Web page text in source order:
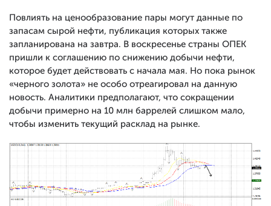
Повлиять на ценообразование пары могут данные по
запасам сырой нефти, публикация которых также
запланирована на завтра. В воскресенье страны ОПЕК
пришли к соглашению по снижению добычи нефти,
которое будет действовать с начала мая. Но пока рынок
«черного золота» не особо отреагировал на данную
новость. Аналитики предполагают, что сокращении
добычи примерно на 10 млн баррелей слишком мало,
чтобы изменить текущий расклад на рынке.